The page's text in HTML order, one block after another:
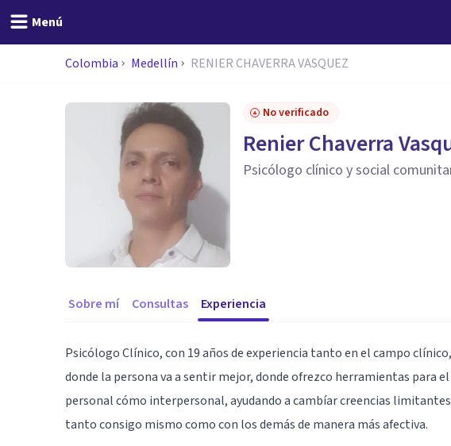
Menú
Colombia Medellín RENIER CHAVERRA VASQUEZ
No verificado
Renier Chaverra
Psicólogo clínico y social
Sobre mí Consultas Experiencia
Psicólogo Clínico, con 19 años de experiencia tanto en el campo
donde la persona va a sentir mejor, donde ofrezco herramientas para
personal cómo interpersonal, ayudando a cambíar creencias
tanto consigo mismo como con los demás de manera más afectiva.